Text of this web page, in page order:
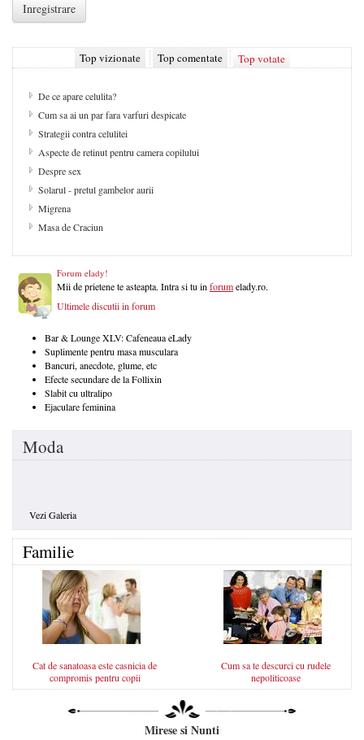
Top vizionate Top comentate Top votate
De ce apare celulita?
Cum sa ai un par fara varfuri despicate
Strategii contra celulitei
Aspecte de retinut pentru camera copilului
Despre sex
Solarul - pretul gambelor aurii
Migrena
Masa de Craciun
Forum elady!
Mii de prietene te asteapta. Intra si tu inforumelady.ro.
Ultimele discutii in forum
Bar & Lounge XLV: Cafeneaua eLady
Suplimente pentru masa musculara
Bancuri, anecdote, glume, etc
Efecte secundare de la Follixin
Slabit cu ultralipo
Ejaculare feminina
Moda
Vezi Galeria
Familie
Cat de sanatoasa este casnicia de
compromis pentru copii
Cum sa te descurci cu rudele
nepoliticoase
Mirese si Nunti